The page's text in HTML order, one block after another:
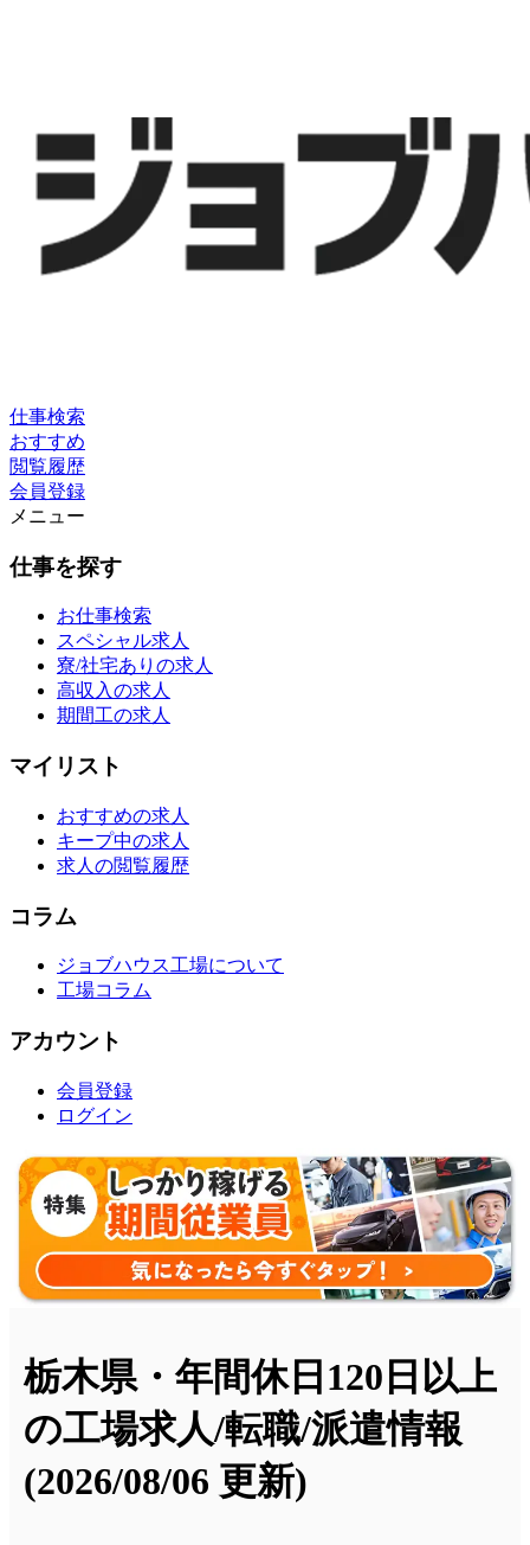
仕事検索
おすすめ
閲覧履歴
会員登録
メニュー
仕事を探す
お仕事検索
スペシャル求人
寮/社宅ありの求人
高収入の求人
期間工の求人
マイリスト
おすすめの求人
キープ中の求人
求人の閲覧履歴
コラム
ジョブハウス工場について
工場コラム
アカウント
会員登録
ログイン
栃木県・年間休日120日以上
の工場求人/転職/派遣情報
(2026/08/06 更新)